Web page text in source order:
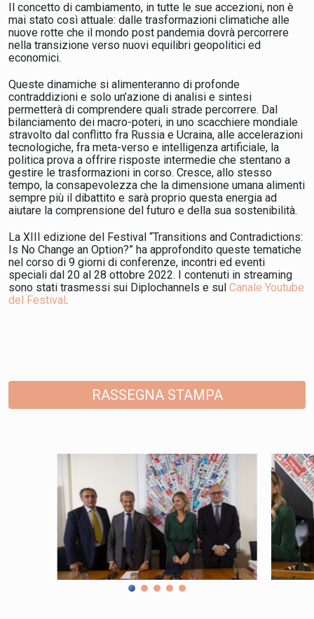
Il concetto di cambiamento, in tutte le sue accezioni, non è
mai stato così attuale: dalle trasformazioni climatiche alle
nuove rotte che il mondo post pandemia dovrà percorrere
nella transizione verso nuovi equilibri geopolitici ed
economici.
Queste dinamiche si alimenteranno di profonde
contraddizioni e solo un’azione di analisi e sintesi
permetterà di comprendere quali strade percorrere. Dal
bilanciamento dei macro-poteri, in uno scacchiere mondiale
stravolto dal conflitto fra Russia e Ucraina, alle accelerazioni
tecnologiche, fra meta-verso e intelligenza artificiale, la
politica prova a offrire risposte intermedie che stentano a
gestire le trasformazioni in corso. Cresce, allo stesso
tempo, la consapevolezza che la dimensione umana alimenti
sempre più il dibattito e sarà proprio questa energia ad
aiutare la comprensione del futuro e della sua sostenibilità.
La XIII edizione del Festival “Transitions and Contradictions:
Is No Change an Option?” ha approfondito queste tematiche
nel corso di 9 giorni di conferenze, incontri ed eventi
speciali dal 20 al 28 ottobre 2022. I contenuti in streaming
sono stati trasmessi sui Diplochannels e sul Canale Youtube
del Festival.
RASSEGNA STAMPA